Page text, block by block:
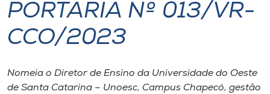
Internacionalização
I.nova
Diplomados
PORTARIA Nº 013/VR-
CCO/2023
Nomeia o Diretor de Ensino da Universidade do Oeste
de Santa Catarina – Unoesc, Campus Chapecó, gestão